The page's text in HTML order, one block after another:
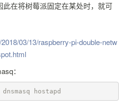
在将树莓派固定在某处时，就可
03/13/raspberry-pi-double-netw
：
hostapd